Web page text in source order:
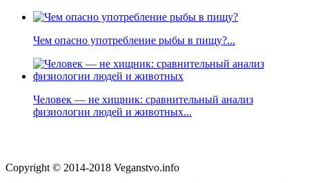
Чем опасно употребление рыбы в пищу?...
Человек — не хищник: сравнительный анализ
физиологии людей и животных...
Copyright © 2014-2018 Veganstvo.info